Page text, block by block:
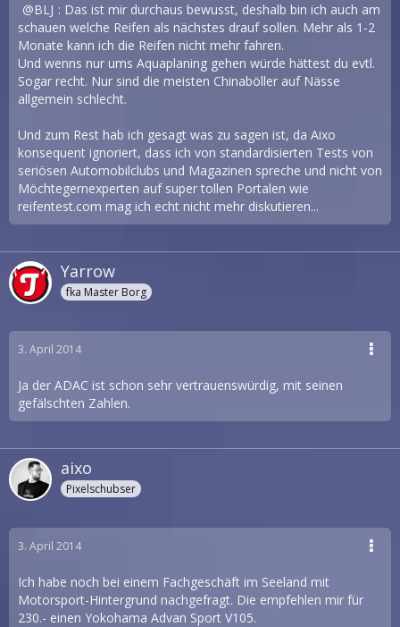
BLJ : Das ist mir durchaus bewusst, deshalb bin ich auch am
schauen welche Reifen als nächstes drauf sollen. Mehr als 1-2
Monate kann ich die Reifen nicht mehr fahren.
Und wenns nur ums Aquaplaning gehen würde hättest du evtl.
Sogar recht. Nur sind die meisten Chinaböller auf Nässe
allgemein schlecht.
Und zum Rest hab ich gesagt was zu sagen ist, da Aixo
konsequent ignoriert, dass ich von standardisierten Tests von
seriösen Automobilclubs und Magazinen spreche und nicht von
Möchtegernexperten auf super tollen Portalen wie
reifentest.com mag ich echt nicht mehr diskutieren...
Yarrow
fka Master Borg
3. April 2014
Ja der ADAC ist schon sehr vertrauenswürdig, mit seinen
gefälschten Zahlen.
aixo
Pixelschubser
3. April 2014
Ich habe noch bei einem Fachgeschäft im Seeland mit
Motorsport-Hintergrund nachgefragt. Die empfehlen mir für
230.- einen Yokohama Advan Sport V105.